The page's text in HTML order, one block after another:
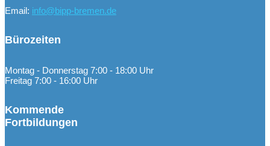
Email: info@bipp-bremen.de
Bürozeiten
Montag - Donnerstag 7:00 - 18:00 Uhr
Freitag 7:00 - 16:00 Uhr
Kommende
Fortbildungen